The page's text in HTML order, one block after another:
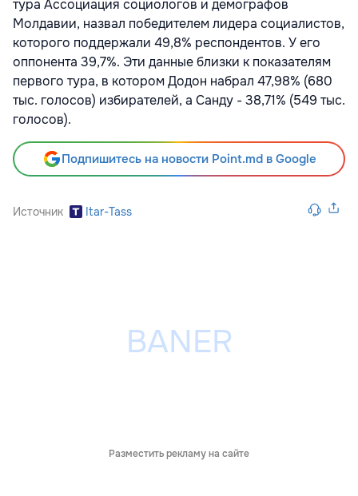
тура Ассоциация социологов и демографов
Молдавии, назвал победителем лидера социалистов,
которого поддержали 49,8% респондентов. У его
оппонента 39,7%. Эти данные близки к показателям
первого тура, в котором Додон набрал 47,98% (680
тыс. голосов) избирателей, а Санду - 38,71% (549 тыс.
голосов).
Подпишитесь на новости Point.md в Google
Источник Itar-Tass
Разместить рекламу на сайте